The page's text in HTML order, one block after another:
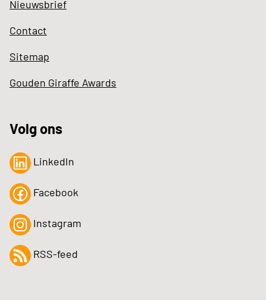
Nieuwsbrief
Contact
Sitemap
Gouden Giraffe Awards
Volg ons
LinkedIn
Facebook
Instagram
RSS-feed